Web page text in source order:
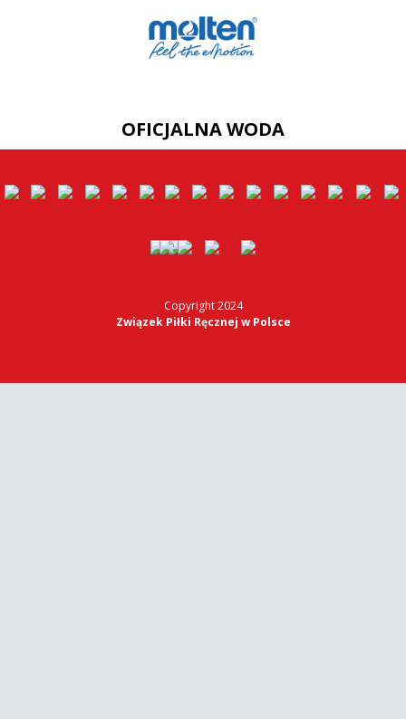
OFICJALNA WODA
Copyright 2024
Związek Piłki Ręcznej w Polsce